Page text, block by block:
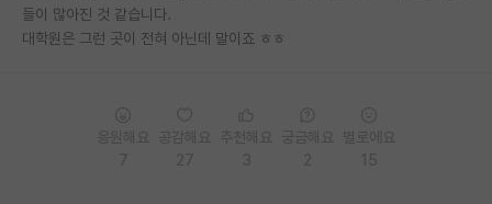
커리어
들이 많아진 것 같습니다.
대학원은 그런 곳이 전혀 아닌데 말이죠 ㅎㅎ